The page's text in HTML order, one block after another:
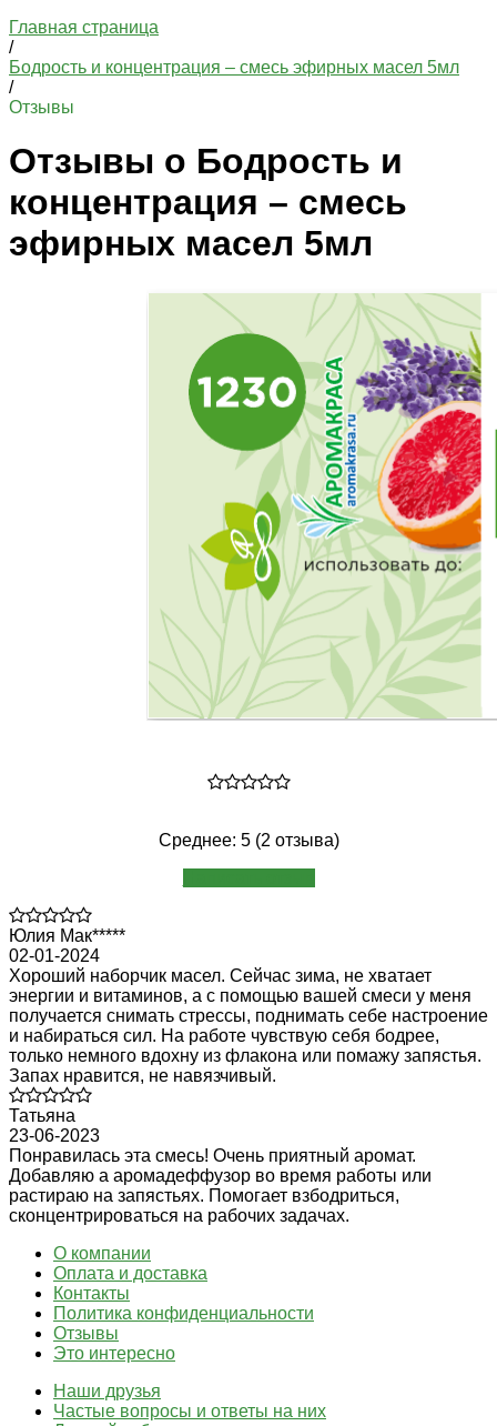
Главная страница
/
Бодрость и концентрация – смесь эфирных масел 5мл
/
Отзывы
Отзывы о Бодрость и
концентрация – смесь
эфирных масел 5мл
Среднее: 5 (2 отзыва)
Юлия Мак*****
02-01-2024
Хороший наборчик масел. Сейчас зима, не хватает
энергии и витаминов, а с помощью вашей смеси у меня
получается снимать стрессы, поднимать себе настроение
и набираться сил. На работе чувствую себя бодрее,
только немного вдохну из флакона или помажу запястья.
Запах нравится, не навязчивый.
Татьяна
23-06-2023
Понравилась эта смесь! Очень приятный аромат.
Добавляю а аромадеффузор во время работы или
растираю на запястьях. Помогает взбодриться,
сконцентрироваться на рабочих задачах.
О компании
Оплата и доставка
Контакты
Политика конфиденциальности
Отзывы
Это интересно
Наши друзья
Частые вопросы и ответы на них